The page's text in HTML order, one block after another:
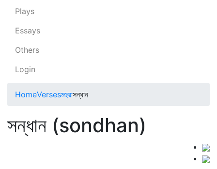
Plays
Essays
Others
Login
HomeVersesমহুয়াসন্ধান
সন্ধান (sondhan)